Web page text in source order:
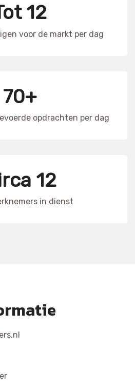
12
voor de markt per dag
70+
opdrachten per dag
12
in dienst